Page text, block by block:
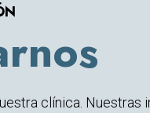
clínica. Nuestras